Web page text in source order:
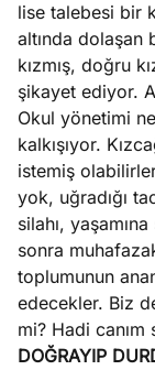
lise talebesi bir
altında dolaşan
kızmış, doğru
şikayet ediyor.
Okul yönetimi
kalkışıyor.
istemiş
yok, uğradığı
silahı,
sonra
toplumunun
edecekler. Biz
mi? Hadi
DOĞRAYIP